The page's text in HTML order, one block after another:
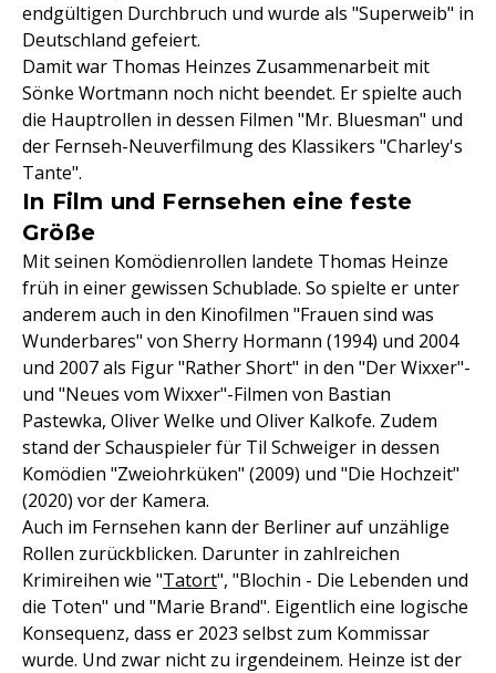
endgültigen Durchbruch und wurde als "Superweib" in
Deutschland gefeiert.
Damit war Thomas Heinzes Zusammenarbeit mit
Sönke Wortmann noch nicht beendet. Er spielte auch
die Hauptrollen in dessen Filmen "Mr. Bluesman" und
der Fernseh-Neuverfilmung des Klassikers "Charley's
Tante".
In Film und Fernsehen eine feste
Größe
Mit seinen Komödienrollen landete Thomas Heinze
früh in einer gewissen Schublade. So spielte er unter
anderem auch in den Kinofilmen "Frauen sind was
Wunderbares" von Sherry Hormann (1994) und 2004
und 2007 als Figur "Rather Short" in den "Der Wixxer"-
und "Neues vom Wixxer"-Filmen von Bastian
Pastewka, Oliver Welke und Oliver Kalkofe. Zudem
stand der Schauspieler für Til Schweiger in dessen
Komödien "Zweiohrküken" (2009) und "Die Hochzeit"
(2020) vor der Kamera.
Auch im Fernsehen kann der Berliner auf unzählige
Rollen zurückblicken. Darunter in zahlreichen
Krimireihen wie "Tatort", "Blochin - Die Lebenden und
die Toten" und "Marie Brand". Eigentlich eine logische
Konsequenz, dass er 2023 selbst zum Kommissar
wurde. Und zwar nicht zu irgendeinem. Heinze ist der